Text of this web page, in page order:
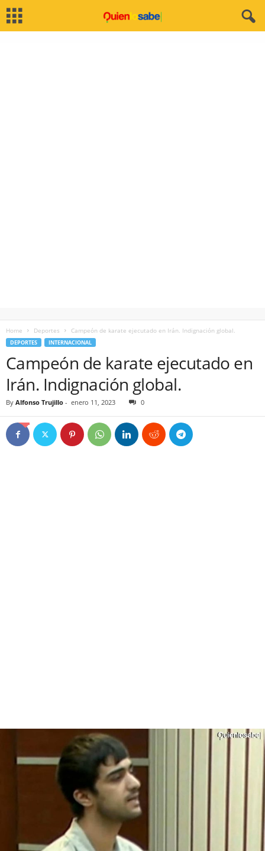
Home Deportes Campeón de karate ejecutado en Irán. Indignación global.
DEPORTES INTERNACIONAL
Campeón de karate ejecutado en
Irán. Indignación global.
By Alfonso Trujillo - enero 11, 2023 0